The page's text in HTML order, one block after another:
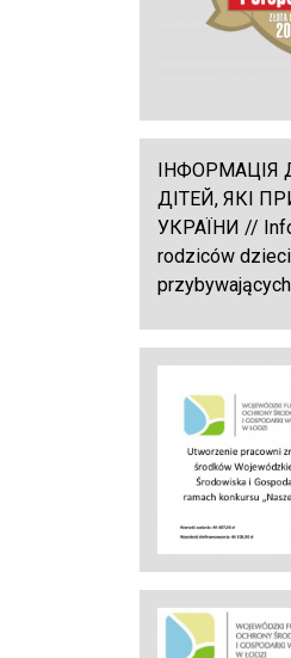
ІНФОРМАЦІЯ
ДІТЕЙ, ЯКІ
УКРАЇНИ //
rodziców dzieci